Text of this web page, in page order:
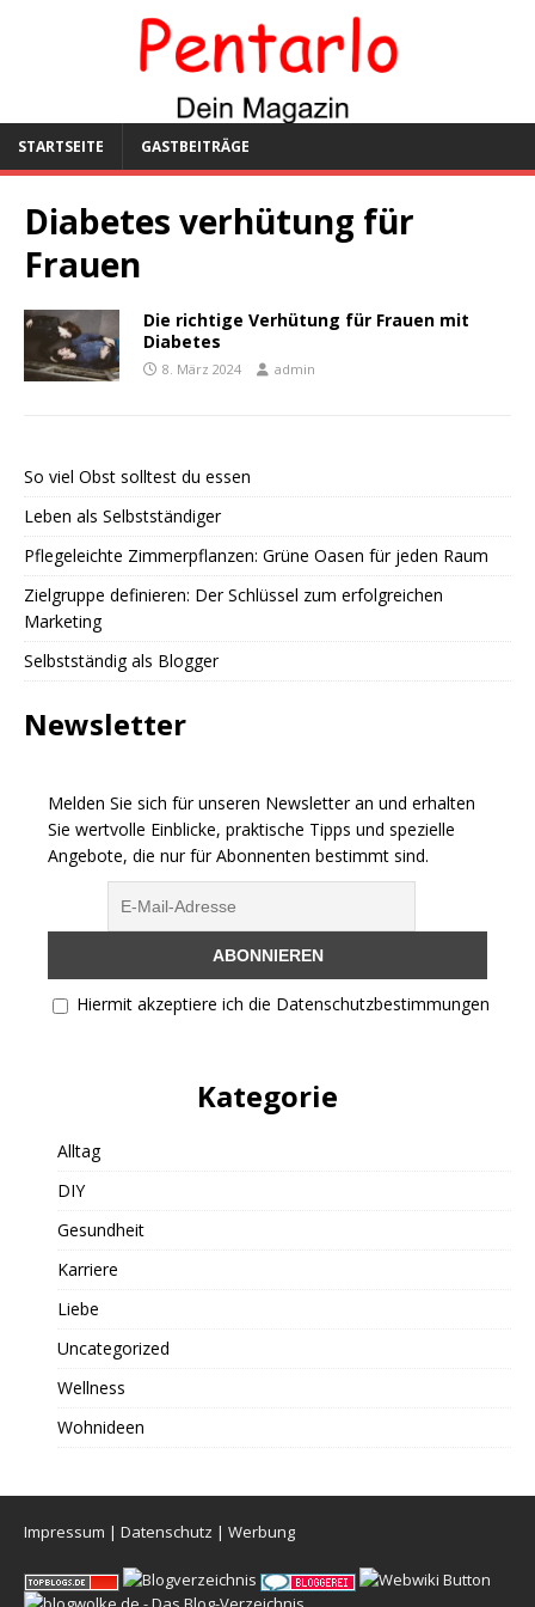
STARTSEITE GASTBEITRÄGE
Diabetes verhütung für
Frauen
Die richtige Verhütung für Frauen mit
Diabetes
8. März 2024 admin
So viel Obst solltest du essen
Leben als Selbstständiger
Pflegeleichte Zimmerpflanzen: Grüne Oasen für jeden Raum
Zielgruppe definieren: Der Schlüssel zum erfolgreichen
Marketing
Selbstständig als Blogger
Newsletter
Melden Sie sich für unseren Newsletter an und erhalten
Sie wertvolle Einblicke, praktische Tipps und spezielle
Angebote, die nur für Abonnenten bestimmt sind.
Hiermit akzeptiere ich die Datenschutzbestimmungen
Kategorie
Alltag
DIY
Gesundheit
Karriere
Liebe
Uncategorized
Wellness
Wohnideen
Impressum | Datenschutz | Werbung